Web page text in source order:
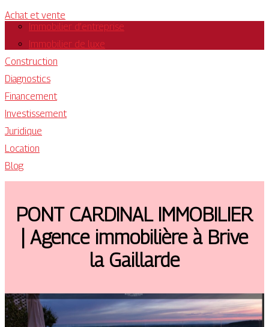
Achat et vente
Immobilier d’entreprise
Immobilier de luxe
Construction
Diagnostics
Financement
Investissement
Juridique
Location
Blog
PONT CARDINAL IMMOBILIER
| Agence immobilière à Brive
la Gaillarde